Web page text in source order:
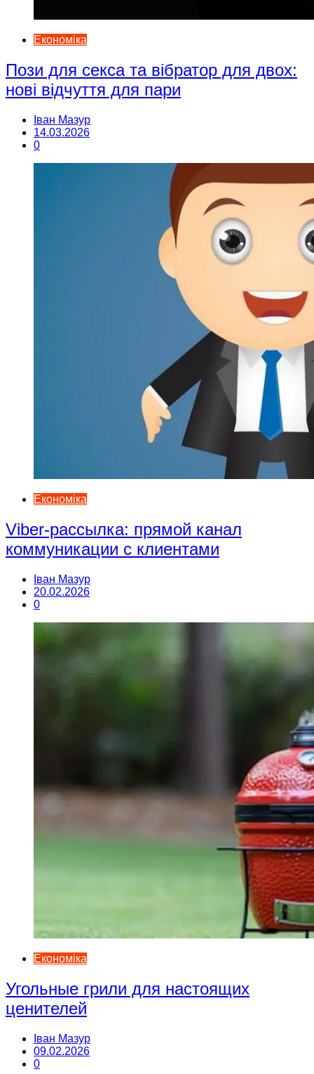
Економіка
Пози для секса та вібратор для двох:
нові відчуття для пари
Іван Мазур
14.03.2026
0
Економіка
Viber-рассылка: прямой канал
коммуникации с клиентами
Іван Мазур
20.02.2026
0
Економіка
Угольные грили для настоящих
ценителей
Іван Мазур
09.02.2026
0